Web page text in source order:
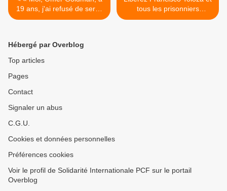
19 ans, j'ai refusé de servir
dans l'armée d'occupation
tous les prisonniers
politiques colombiens,
Hébergé par Overblog
Top articles
Pages
Contact
Signaler un abus
C.G.U.
Cookies et données personnelles
Préférences cookies
Voir le profil de Solidarité Internationale PCF sur le portail
Overblog